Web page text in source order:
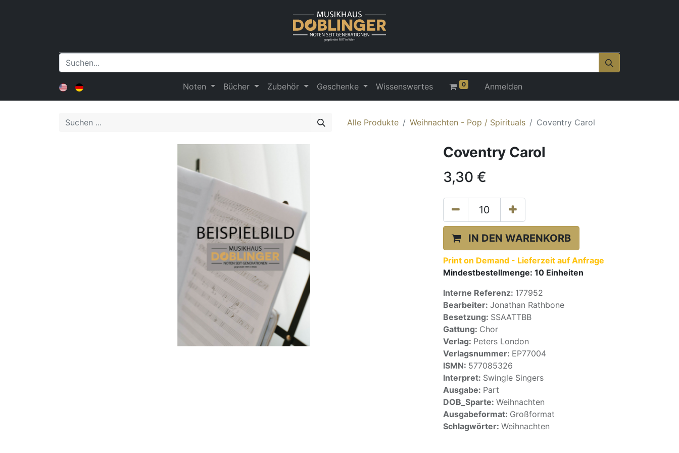
Noten Bücher Zubehör Geschenke Wissenswertes 0 Anmelden
Alle Produkte Weihnachten - Pop / Spirituals Coventry Carol
Coventry Carol
3,30 €
IN DEN WARENKORB
Print on Demand - Lieferzeit auf Anfrage
Mindestbestellmenge: 10 Einheiten
Interne Referenz: 177952
Bearbeiter: Jonathan Rathbone
Besetzung: SSAATTBB
Gattung: Chor
Verlag: Peters London
Verlagsnummer: EP77004
ISMN: 577085326
Interpret: Swingle Singers
Ausgabe: Part
DOB_Sparte: Weihnachten
Ausgabeformat: Großformat
Schlagwörter: Weihnachten